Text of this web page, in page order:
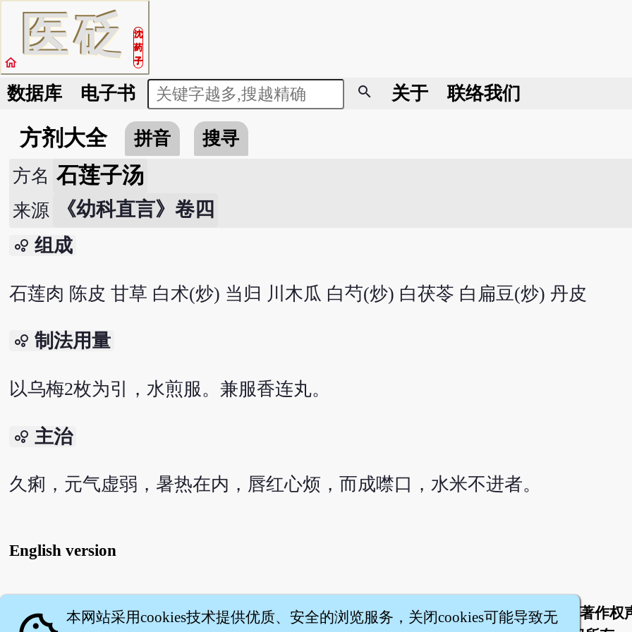
医砭
沈
药
子
home
数据库 电子书 search 关于 联络我们
方剂大全 拼音
搜寻
方名 石莲子汤
来源 《幼科直言》卷四
bubble_chart 组成
石莲肉 陈皮 甘草 白术(炒) 当归 川木瓜 白芍(炒) 白茯苓 白扁豆(炒) 丹皮
bubble_chart 制法用量
以乌梅2枚为引，水煎服。兼服香连丸。
bubble_chart 主治
久痢，元气虚弱，暑热在内，唇红心烦，而成噤口，水米不进者。
English version
关于 | 联络我们 服务条款 隐私权条款
著作权
本网站采用cookies技术提供优质、安全的浏览服务，关闭cookies可能导致无